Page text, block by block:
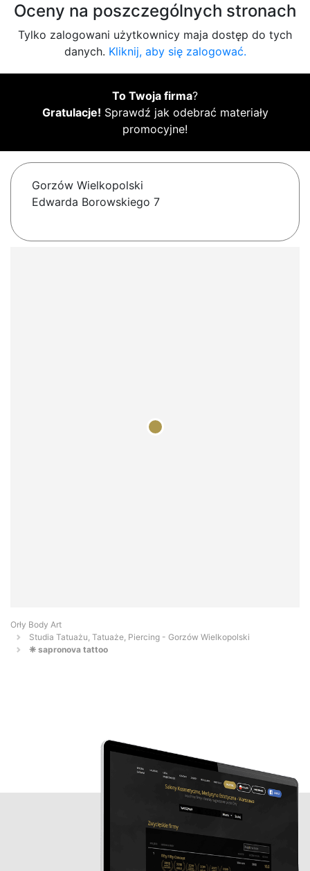
Oceny na poszczególnych stronach
Tylko zalogowani użytkownicy maja dostęp do tych
danych. Kliknij, aby się zalogować.
To Twoja firma?
Gratulacje! Sprawdź jak odebrać materiały
promocyjne!
Gorzów Wielkopolski
Edwarda Borowskiego 7
Orły Body Art
Studia Tatuażu, Tatuaże, Piercing - Gorzów Wielkopolski
❈ sapronova tattoo